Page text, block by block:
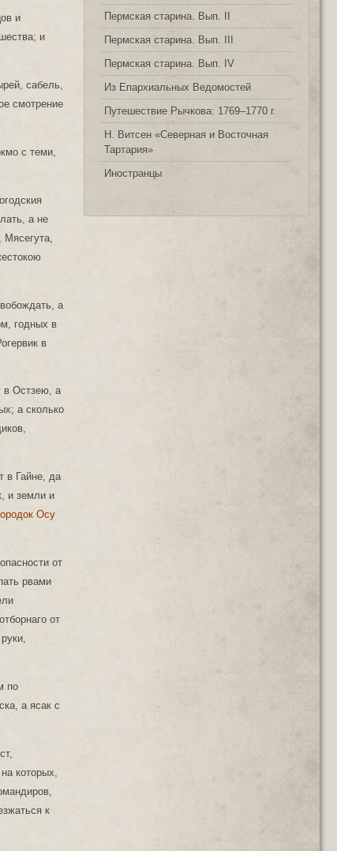
и
и
сабель,
смотрение
с теми,
а не
а
годных в
в
в Остзею, а
а сколько
в Гайне, да
и земли и
Осу
от
рвами
от
по
а ясак с
которых,
к
Пермская старина. Вып. II
Пермская старина. Вып. III
Пермская старина. Вып. IV
Из Епархиальных Ведомостей
Путешествие Рычкова: 1769‒1770 г.
Н. Витсен «Северная и Восточная
Тартария»
Иностранцы